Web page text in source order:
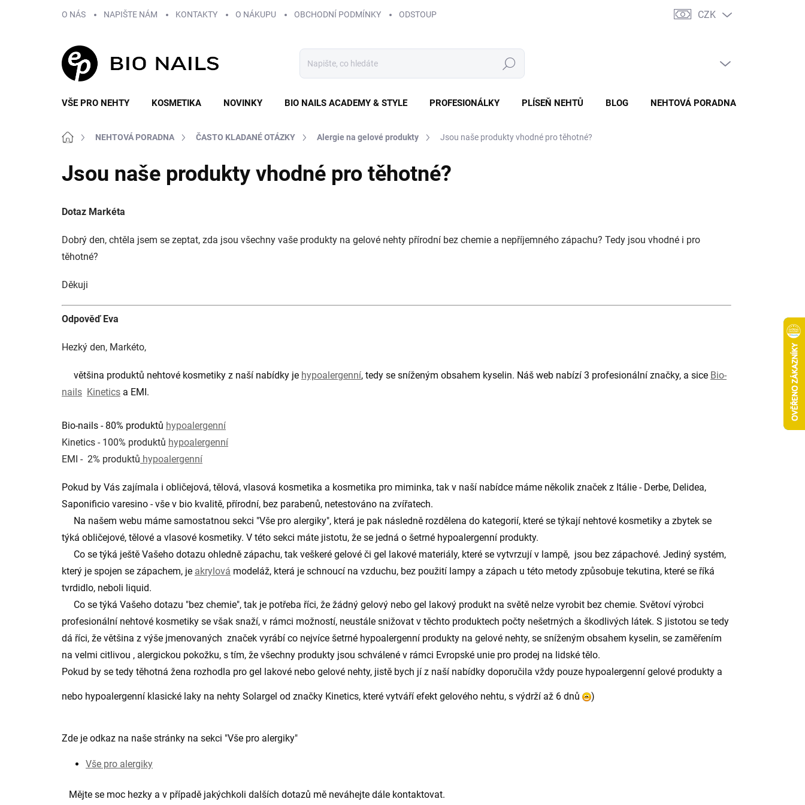
O NÁS NAPIŠTE NÁM KONTAKTY O NÁKUPU OBCHODNÍ PODMÍNKY ODSTOUPENÍ OD SMLOUVY ZÁSADY ZPRACOVÁNÍ A OCHRANY OSOBNÍCH ÚDAJŮ
CZK
Hledat
VŠE PRO NEHTY KOSMETIKA NOVINKY BIO NAILS ACADEMY & STYLE PROFESIONÁLKY PLÍSEŇ NEHTŮ BLOG NEHTOVÁ PORADNA
Domů NEHTOVÁ PORADNA ČASTO KLADANÉ OTÁZKY Alergie na gelové produkty Jsou naše produkty vhodné pro těhotné?
Jsou naše produkty vhodné pro těhotné?
Dotaz Markéta
Dobrý den, chtěla jsem se zeptat, zda jsou všechny vaše produkty na gelové nehty přírodní bez chemie a nepříjemného zápachu? Tedy jsou vhodné i pro
těhotné?
Děkuji
Odpověď Eva
Hezký den, Markéto,
většina produktů nehtové kosmetiky z naší nabídky je hypoalergenní, tedy se sníženým obsahem kyselin. Náš web nabízí 3 profesionální značky, a sice Bio-
nails Kinetics a EMI.
Bio-nails - 80% produktů hypoalergenní
Kinetics - 100% produktů hypoalergenní
EMI - 2% produktů hypoalergenní
Pokud by Vás zajímala i obličejová, tělová, vlasová kosmetika a kosmetika pro miminka, tak v naší nabídce máme několik značek z Itálie - Derbe, Delidea,
Saponificio varesino - vše v bio kvalitě, přírodní, bez parabenů, netestováno na zvířatech.
Na našem webu máme samostatnou sekci "Vše pro alergiky", která je pak následně rozdělena do kategorií, které se týkají nehtové kosmetiky a zbytek se
týká obličejové, tělové a vlasové kosmetiky. V této sekci máte jistotu, že se jedná o šetrné hypoalergenní produkty.
Co se týká ještě Vašeho dotazu ohledně zápachu, tak veškeré gelové či gel lakové materiály, které se vytvrzují v lampě, jsou bez zápachové. Jediný systém,
který je spojen se zápachem, je akrylová modeláž, která je schnoucí na vzduchu, bez použití lampy a zápach u této metody způsobuje tekutina, které se říká
tvrdidlo, neboli liquid.
Co se týká Vašeho dotazu "bez chemie", tak je potřeba říci, že žádný gelový nebo gel lakový produkt na světě nelze vyrobit bez chemie. Světoví výrobci
profesionální nehtové kosmetiky se však snaží, v rámci možností, neustále snižovat v těchto produktech počty nešetrných a škodlivých látek. S jistotou se tedy
dá říci, že většina z výše jmenovaných značek vyrábí co nejvíce šetrné hypoalergenní produkty na gelové nehty, se sníženým obsahem kyselin, se zaměřením
na velmi citlivou , alergickou pokožku, s tím, že všechny produkty jsou schválené v rámci Evropské unie pro prodej na lidské tělo.
Pokud by se tedy těhotná žena rozhodla pro gel lakové nebo gelové nehty, jistě bych jí z naší nabídky doporučila vždy pouze hypoalergenní gelové produkty a
nebo hypoalergenní klasické laky na nehty Solargel od značky Kinetics, které vytváří efekt gelového nehtu, s výdrží až 6 dnů )
Zde je odkaz na naše stránky na sekci "Vše pro alergiky"
Vše pro alergiky
Mějte se moc hezky a v případě jakýchkoli dalších dotazů mě neváhejte dále kontaktovat.